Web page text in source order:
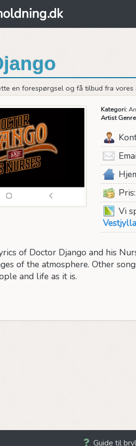
en forespørgsel og få tilbud fra vores
Kategori:
Artist
Vi
of Doctor Django and his
of the atmosphere. Other
and life as it is.
Guide til